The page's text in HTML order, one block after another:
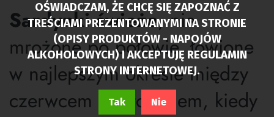
Sardynki świeże, nie
mrożone po połowie, łowione
w najlepszym okresie między
czerwcem a listopadem, kiedy
OŚWIADCZAM, ŻE CHCĘ SIĘ ZAPOZNAĆ Z
TREŚCIAMI PREZENTOWANYMI NA STRONIE
(OPISY PRODUKTÓW - NAPOJÓW
ALKOHOLOWYCH) I AKCEPTUJĘ REGULAMIN
STRONY INTERNETOWEJ.
Tak Nie